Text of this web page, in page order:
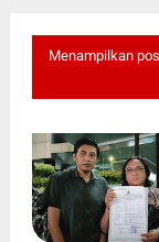
Menampilkan